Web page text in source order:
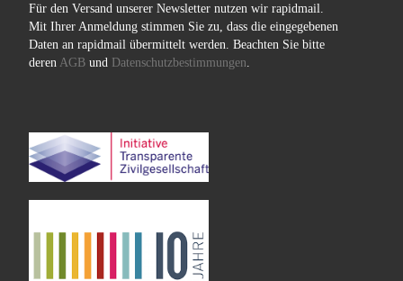
Für den Versand unserer Newsletter nutzen wir rapidmail.
Mit Ihrer Anmeldung stimmen Sie zu, dass die eingegebenen
Daten an rapidmail übermittelt werden. Beachten Sie bitte
deren AGBund Datenschutzbestimmungen